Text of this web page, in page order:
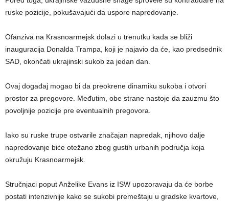
ruske pozicije, pokušavajući da uspore napredovanje.
Ofanziva na Krasnoarmejsk dolazi u trenutku kada se bliži
inauguracija Donalda Trampa, koji je najavio da će, kao predsednik
SAD, okončati ukrajinski sukob za jedan dan.
Ovaj događaj mogao bi da preokrene dinamiku sukoba i otvori
prostor za pregovore. Međutim, obe strane nastoje da zauzmu što
povoljnije pozicije pre eventualnih pregovora.
Iako su ruske trupe ostvarile značajan napredak, njihovo dalje
napredovanje biće otežano zbog gustih urbanih područja koja
okružuju Krasnoarmejsk.
Stručnjaci poput Anželike Evans iz ISW upozoravaju da će borbe
postati intenzivnije kako se sukobi premeštaju u gradske kvartove,